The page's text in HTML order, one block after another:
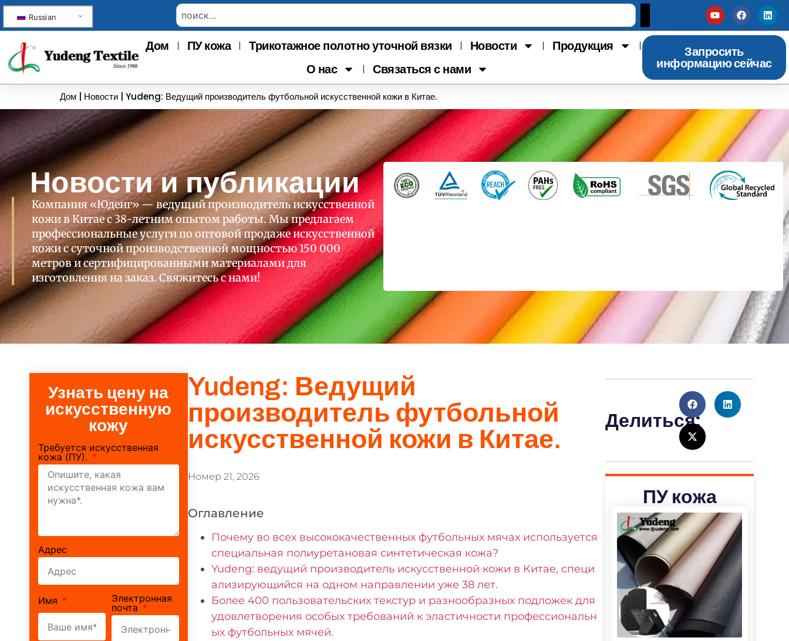
Russian
Дом ПУ кожа Трикотажное полотно уточной вязки Новости
Продукция
О нас
Связаться с нами
Запросить
информацию сейчас
Дом Новости Yudeng: Ведущий производитель футбольной искусственной кожи в Китае.
Новости и публикации
Компания «Юденг» — ведущий производитель искусственной
кожи в Китае с 38-летним опытом работы. Мы предлагаем
профессиональные услуги по оптовой продаже искусственной
кожи с суточной производственной мощностью 150 000
метров и сертифицированными материалами для
изготовления на заказ. Свяжитесь с нами!
Узнать цену на
искусственную
кожу
Требуется искусственная
кожа (ПУ).
Адрес
Имя
Электронная
почта
Yudeng: Ведущий
производитель футбольной
искусственной кожи в Китае.
Номер 21, 2026
Оглавление
Почему во всех высококачественных футбольных мячах используется
специальная полиуретановая синтетическая кожа?
Yudeng: ведущий производитель искусственной кожи в Китае, специ
ализирующийся на одном направлении уже 38 лет.
Более 400 пользовательских текстур и разнообразных подложек для
удовлетворения особых требований к эластичности профессиональн
ых футбольных мячей.
Делиться:
ПУ кожа